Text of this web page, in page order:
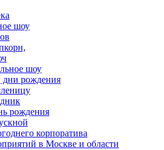
шоу
шоу
рождения
рождения
корпоратива
в Москве и области